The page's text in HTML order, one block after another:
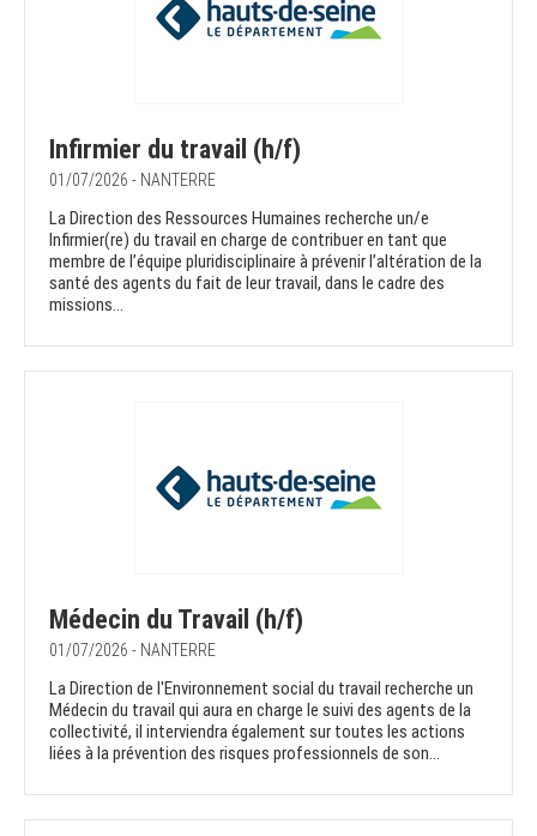
Infirmier du travail (h/f)
01/07/2026 - NANTERRE
La Direction des Ressources Humaines recherche un/e
Infirmier(re) du travail en charge de contribuer en tant que
membre de l’équipe pluridisciplinaire à prévenir l’altération de la
santé des agents du fait de leur travail, dans le cadre des
missions...
Médecin du Travail (h/f)
01/07/2026 - NANTERRE
La Direction de l'Environnement social du travail recherche un
Médecin du travail qui aura en charge le suivi des agents de la
collectivité, il interviendra également sur toutes les actions
liées à la prévention des risques professionnels de son...